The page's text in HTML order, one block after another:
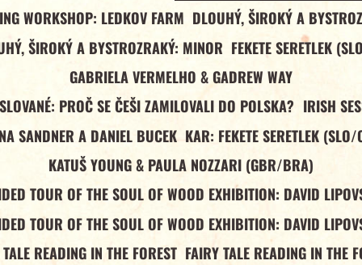
WORKSHOP: LEDKOV FARM DLOUHÝ, ŠIROKÝ A
ŠIROKÝ A BYSTROZRAKÝ: MINOR FEKETE SERETLEK
GABRIELA VERMELHO & GADREW WAY
PROČ SE ČEŠI ZAMILOVALI DO POLSKA? IRISH
SANDNER A DANIEL BUCEK KAR: FEKETE SERETLEK (SLO/
KATUŠ YOUNG & PAULA NOZZARI (GBR/BRA)
TOUR OF THE SOUL OF WOOD EXHIBITION: DAVID
TOUR OF THE SOUL OF WOOD EXHIBITION: DAVID
READING IN THE FOREST FAIRY TALE READING IN THE